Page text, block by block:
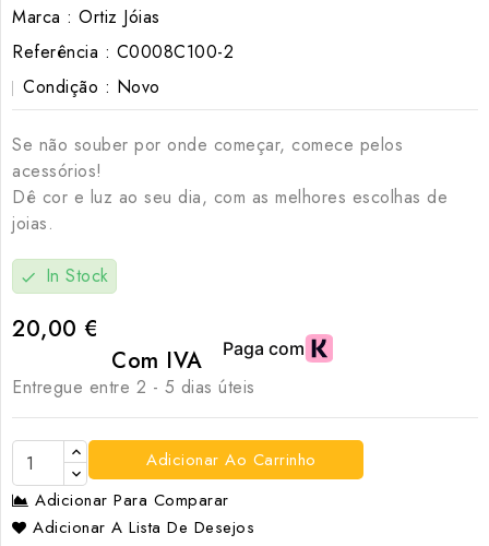
Marca : Ortiz Jóias
Referência : C0008C100-2
Condição : Novo
Se não souber por onde começar, comece pelos
acessórios!
Dê cor e luz ao seu dia, com as melhores escolhas de
joias.
check In Stock
20,00 €
Com IVA
Entregue entre 2 - 5 dias úteis
Adicionar Ao Carrinho
Adicionar Para Comparar
Adicionar A Lista De Desejos